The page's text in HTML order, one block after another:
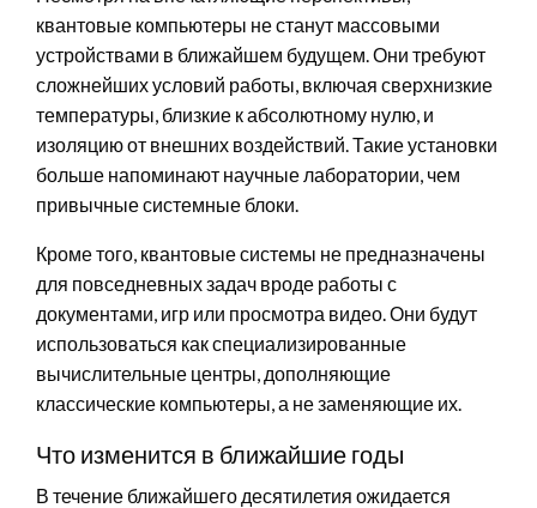
квантовые компьютеры не станут массовыми
устройствами в ближайшем будущем. Они требуют
сложнейших условий работы, включая сверхнизкие
температуры, близкие к абсолютному нулю, и
изоляцию от внешних воздействий. Такие установки
больше напоминают научные лаборатории, чем
привычные системные блоки.
Кроме того, квантовые системы не предназначены
для повседневных задач вроде работы с
документами, игр или просмотра видео. Они будут
использоваться как специализированные
вычислительные центры, дополняющие
классические компьютеры, а не заменяющие их.
Что изменится в ближайшие годы
В течение ближайшего десятилетия ожидается